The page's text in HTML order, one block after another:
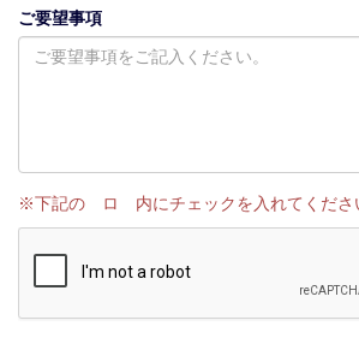
ご要望事項
※下記の ロ 内にチェックを入れてくださ